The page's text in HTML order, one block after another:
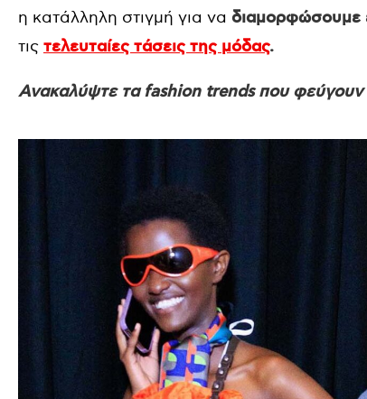
η κατάλληλη στιγμή για να διαμορφώσουμε
τις τελευταίες τάσεις της μόδας.
Ανακαλύψτε τα fashion trends που φεύγουν